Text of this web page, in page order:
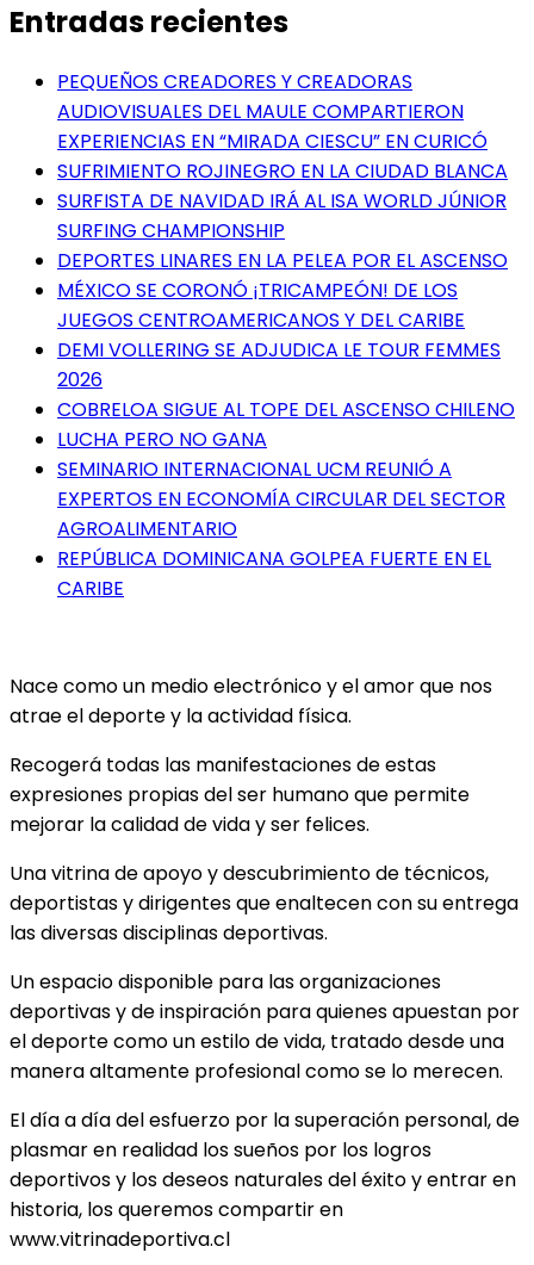
Entradas recientes
PEQUEÑOS CREADORES Y CREADORAS
AUDIOVISUALES DEL MAULE COMPARTIERON
EXPERIENCIAS EN “MIRADA CIESCU” EN CURICÓ
SUFRIMIENTO ROJINEGRO EN LA CIUDAD BLANCA
SURFISTA DE NAVIDAD IRÁ AL ISA WORLD JÚNIOR
SURFING CHAMPIONSHIP
DEPORTES LINARES EN LA PELEA POR EL ASCENSO
MÉXICO SE CORONÓ ¡TRICAMPEÓN! DE LOS
JUEGOS CENTROAMERICANOS Y DEL CARIBE
DEMI VOLLERING SE ADJUDICA LE TOUR FEMMES
2026
COBRELOA SIGUE AL TOPE DEL ASCENSO CHILENO
LUCHA PERO NO GANA
SEMINARIO INTERNACIONAL UCM REUNIÓ A
EXPERTOS EN ECONOMÍA CIRCULAR DEL SECTOR
AGROALIMENTARIO
REPÚBLICA DOMINICANA GOLPEA FUERTE EN EL
CARIBE
Nace como un medio electrónico y el amor que nos
atrae el deporte y la actividad física.
Recogerá todas las manifestaciones de estas
expresiones propias del ser humano que permite
mejorar la calidad de vida y ser felices.
Una vitrina de apoyo y descubrimiento de técnicos,
deportistas y dirigentes que enaltecen con su entrega
las diversas disciplinas deportivas.
Un espacio disponible para las organizaciones
deportivas y de inspiración para quienes apuestan por
el deporte como un estilo de vida, tratado desde una
manera altamente profesional como se lo merecen.
El día a día del esfuerzo por la superación personal, de
plasmar en realidad los sueños por los logros
deportivos y los deseos naturales del éxito y entrar en
historia, los queremos compartir en
www.vitrinadeportiva.cl